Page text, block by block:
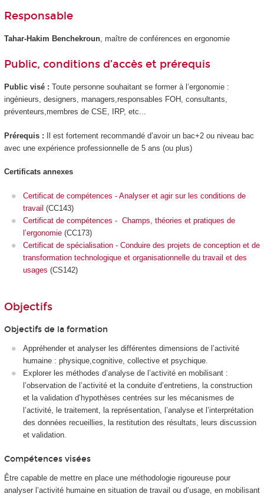
Responsable
Tahar-Hakim Benchekroun, maître de conférences en ergonomie
Public, conditions d’accès et prérequis
Public visé : Toute personne souhaitant se former à l’ergonomie :
ingénieurs, designers, managers,responsables FOH, consultants,
préventeurs,membres de CSE, IRP, etc...
Prérequis : Il est fortement recommandé d’avoir un bac+2 ou niveau bac
avec une expérience professionnelle de 5 ans (ou plus)
Certificats annexes
Certificat de compétences - Analyser et agir sur les conditions de
travail (CC143)
Certificat de compétences - Champs, théories et pratiques de
l’ergonomie (CC173)
Certificat de spécialisation - Conduire des projets de conception et de
transformation technologique et organisationnelle du travail et des
usages (CS142)
Objectifs
Objectifs de la formation
Appréhender et analyser les différentes dimensions de l’activité
humaine : physique,cognitive, collective et psychique.
Explorer les méthodes d’analyse de l’activité en mobilisant :
l’observation de l’activité et la conduite d’entretiens, la construction
et la validation d’hypothèses centrées sur les mécanismes de
l’activité, le traitement, la représentation, l’analyse et l’interprétation
des données recueillies, la restitution des résultats, leurs discussion
et validation.
Compétences visées
Être capable de mettre en place une méthodologie rigoureuse pour
analyser l’activité humaine en situation de travail ou d’usage, en mobilisant